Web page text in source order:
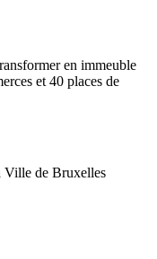
en immeuble
et 40 places de
Ville de Bruxelles